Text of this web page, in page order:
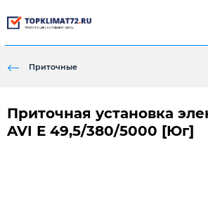
Приточные
Приточная установка
AVI E 49,5/380/5000 [Юг]